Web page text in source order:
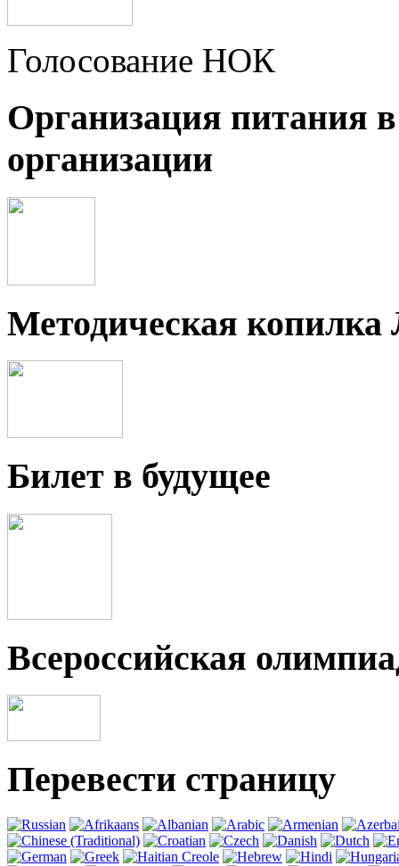
Голосование НОК
Организация питания
организации
Методическая
Билет в будущее
Всероссийская
Перевести страницу